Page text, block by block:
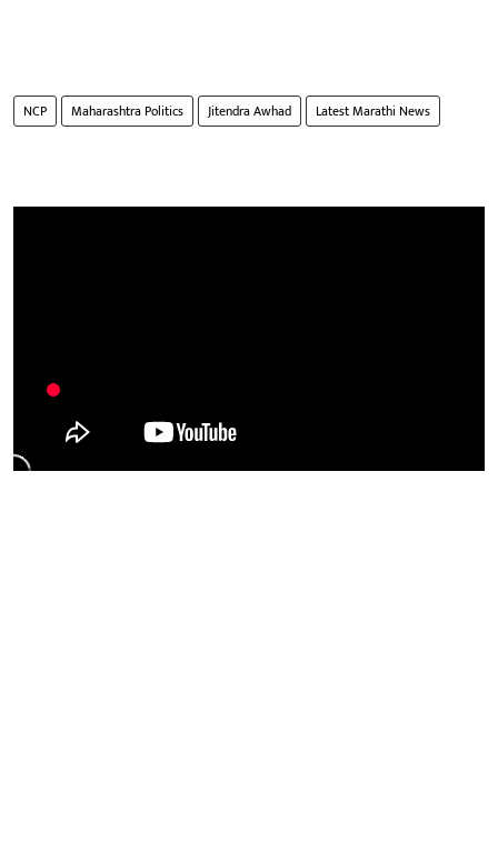
NCP Maharashtra Politics Jitendra Awhad Latest Marathi News